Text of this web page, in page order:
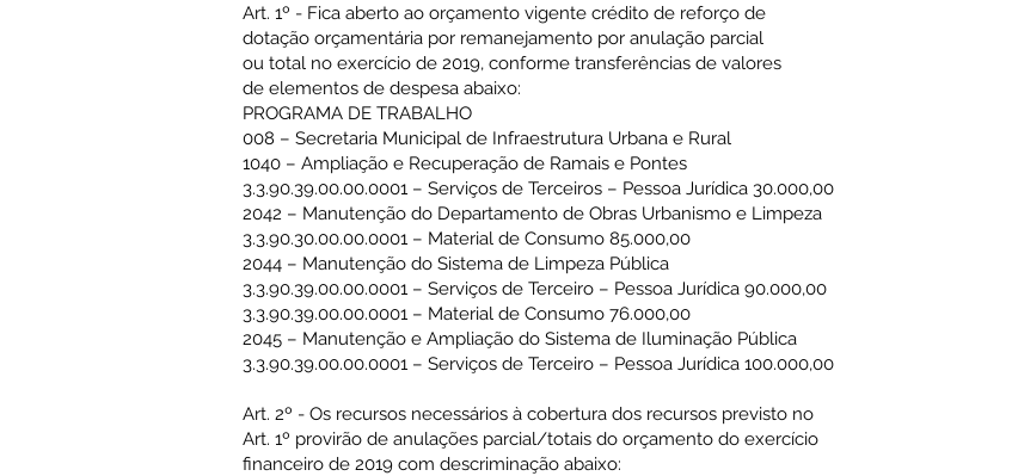
Art. 1º - Fica aberto ao orçamento vigente crédito de reforço de
dotação orçamentária por remanejamento por anulação parcial
ou total no exercício de 2019, conforme transferências de valores
de elementos de despesa abaixo:
PROGRAMA DE TRABALHO
008 – Secretaria Municipal de Infraestrutura Urbana e Rural
1040 – Ampliação e Recuperação de Ramais e Pontes
3.3.90.39.00.00.0001 – Serviços de Terceiros – Pessoa Jurídica 30.000,00
2042 – Manutenção do Departamento de Obras Urbanismo e Limpeza
3.3.90.30.00.00.0001 – Material de Consumo 85.000,00
2044 – Manutenção do Sistema de Limpeza Pública
3.3.90.39.00.00.0001 – Serviços de Terceiro – Pessoa Jurídica 90.000,00
3.3.90.39.00.00.0001 – Material de Consumo 76.000,00
2045 – Manutenção e Ampliação do Sistema de Iluminação Pública
3.3.90.39.00.00.0001 – Serviços de Terceiro – Pessoa Jurídica 100.000,00
Art. 2º - Os recursos necessários à cobertura dos recursos previsto no
Art. 1º provirão de anulações parcial/totais do orçamento do exercício
financeiro de 2019 com descriminação abaixo: